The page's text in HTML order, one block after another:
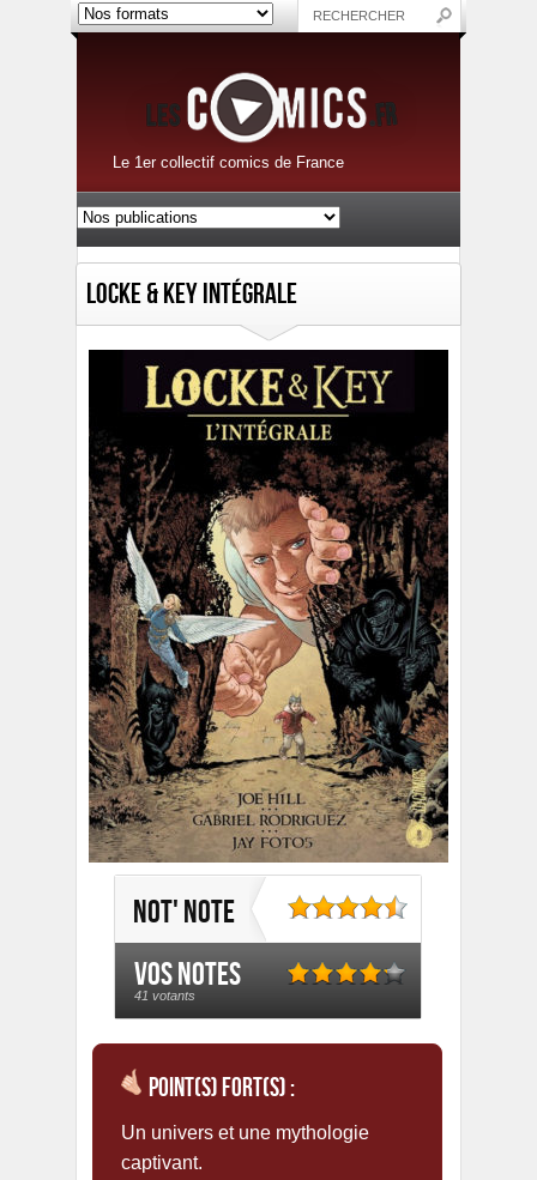
Le 1er collectif comics de France
Locke & Key Intégrale
Not' note
Vos notes
41 votants
Point(s) fort(s) :
Un univers et une mythologie
captivant.